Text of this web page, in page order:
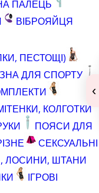
ПАЛЕЦЬ
ВІБРОЯЙЦЯ
ПЕСТОЩІ)
ДЛЯ СПОРТУ
КОЛГОТКИ
ПОЯСИ ДЛЯ
СЕКСУАЛЬНІ
ЛОСИНИ, ШТАНИ
ІГРОВІ
‹